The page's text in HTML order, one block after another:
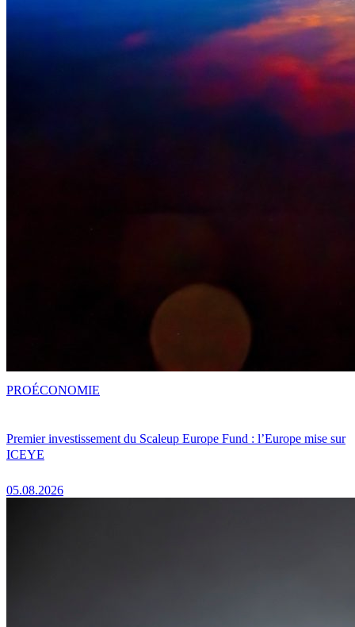
Premier investissement du Scaleup Europe Fund : l’Europe mise sur
ICEYE
05.08.2026
PROÉCONOMIE